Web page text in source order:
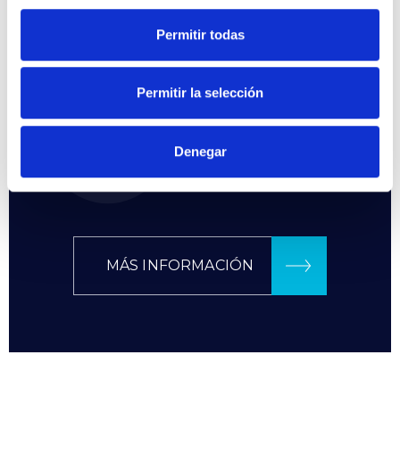
Permitir todas
Permitir la selección
Denegar
Instalación y
configuración
Asesoramiento post
venta
MÁS INFORMACIÓN